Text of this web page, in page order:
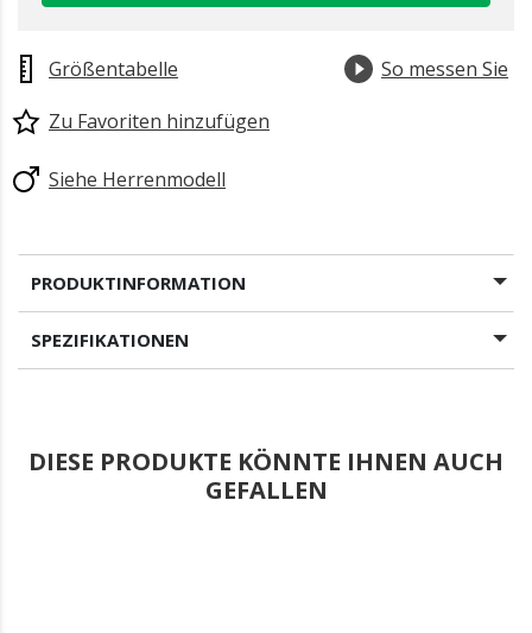
Größentabelle
So messen Sie
Zu Favoriten hinzufügen
Siehe Herrenmodell
PRODUKTINFORMATION
SPEZIFIKATIONEN
DIESE PRODUKTE KÖNNTE IHNEN AUCH
GEFALLEN